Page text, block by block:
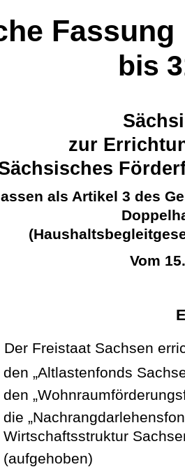
Fassung
bis
zur
als Artikel 3 des
Vom
Der Freistaat Sachsen
den „Altlastenfonds
den
die
Wirtschaftsstruktur
(aufgehoben)